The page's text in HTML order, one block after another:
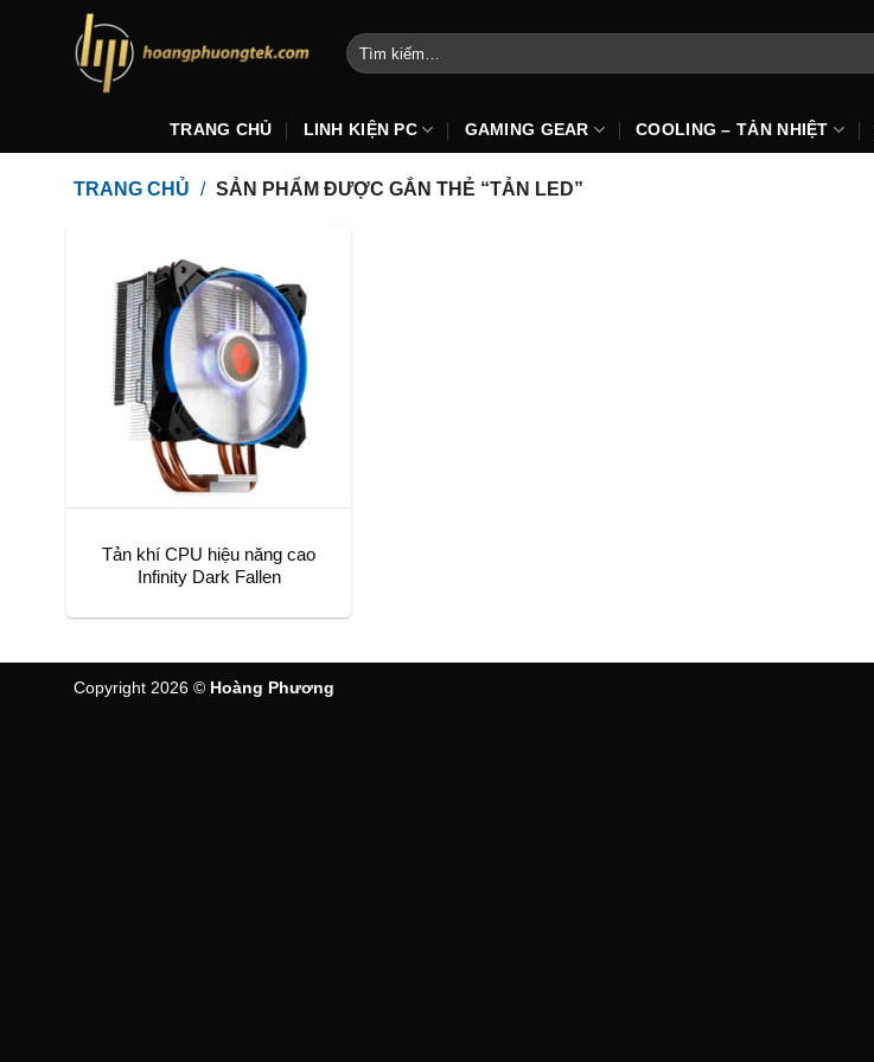
Tìm
kiếm:
TRANG CHỦ LINH KIỆN PC GAMING GEAR COOLING – TẢN NHIỆT
TRANG CHỦ / SẢN PHẨM ĐƯỢC GẮN THẺ “TẢN LED”
Tản khí CPU hiệu năng cao
Infinity Dark Fallen
Copyright 2026 © Hoàng Phương